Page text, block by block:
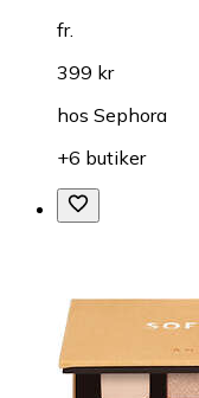
fr.
399 kr
hos Sephora
+6 butiker